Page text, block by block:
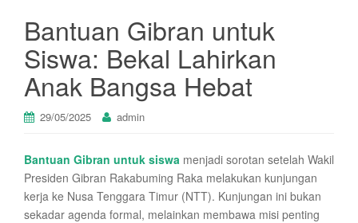
o
Bantuan Gibran untuk
Siswa: Bekal Lahirkan
Anak Bangsa Hebat
29/05/2025 admin
Bantuan Gibran untuk siswa menjadi sorotan setelah Wakil
Presiden Gibran Rakabuming Raka melakukan kunjungan
kerja ke Nusa Tenggara Timur (NTT). Kunjungan ini bukan
sekadar agenda formal, melainkan membawa misi penting